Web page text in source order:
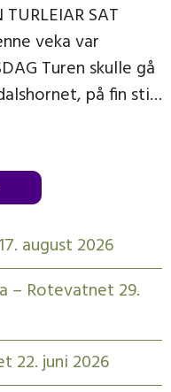
SAT
veka var
Turen skulle gå
på fin sti
august 2026
– Rotevatnet 29.
22. juni 2026